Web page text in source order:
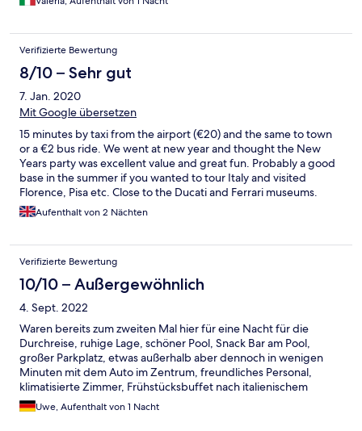
Verifizierte Bewertung
8/10 – Sehr gut
7. Jan. 2020
Mit Google übersetzen
15 minutes by taxi from the airport (€20) and the same to town
or a €2 bus ride. We went at new year and thought the New
Years party was excellent value and great fun. Probably a good
base in the summer if you wanted to tour Italy and visited
Florence, Pisa etc. Close to the Ducati and Ferrari museums.
Aufenthalt von 2 Nächten
Verifizierte Bewertung
10/10 – Außergewöhnlich
4. Sept. 2022
Waren bereits zum zweiten Mal hier für eine Nacht für die
Durchreise, ruhige Lage, schöner Pool, Snack Bar am Pool,
großer Parkplatz, etwas außerhalb aber dennoch in wenigen
Minuten mit dem Auto im Zentrum, freundliches Personal,
klimatisierte Zimmer, Frühstücksbuffet nach italienischem
Standard, jederzeit wieder.
Uwe, Aufenthalt von 1 Nacht